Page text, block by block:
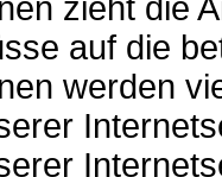
zieht die
auf die
werden